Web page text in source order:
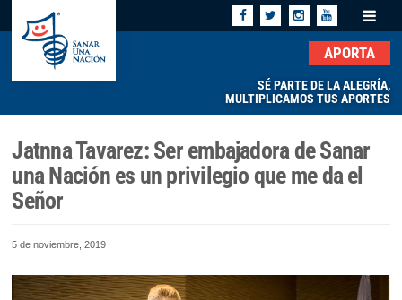
APORTA
SÉ PARTE DE LA ALEGRÍA,
MULTIPLICAMOS TUS APORTES
Jatnna Tavarez: Ser embajadora de Sanar
una Nación es un privilegio que me da el
Señor
5 de noviembre, 2019